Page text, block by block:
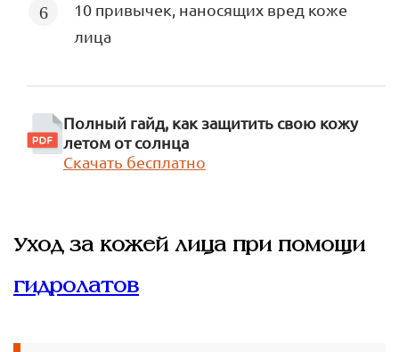
10 привычек, наносящих вред коже
лица
Полный гайд, как защитить свою кожу
летом от солнца
Скачать бесплатно
Уход за кожей лица при помощи
гидролатов